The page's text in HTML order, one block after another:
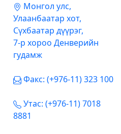
Mонгол улс,
Улаанбаатар хот,
Сүхбаатар дүүрэг,
7-р хороо Денверийн
гудамж
Факс: (+976-11) 323 100
Утас: (+976-11) 7018
8881